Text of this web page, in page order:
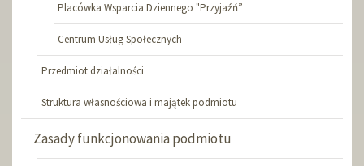
Placówka Wsparcia Dziennego "Przyjaźń”
Centrum Usług Społecznych
Przedmiot działalności
Struktura własnościowa i majątek podmiotu
Zasady funkcjonowania podmiotu